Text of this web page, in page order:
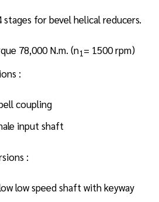
stages for bevel helical reducers.
78,000 N.m. (n1 = 1500 rpm)
:
coupling
input shaft
:
low speed shaft with keyway